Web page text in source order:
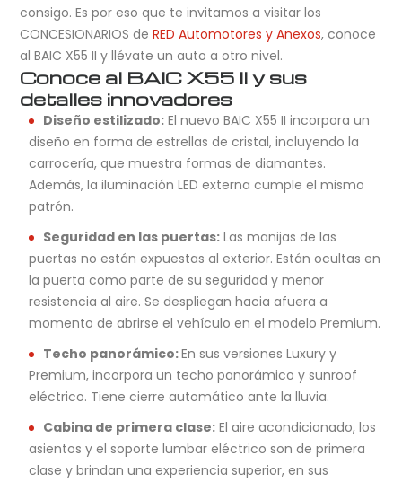
consigo. Es por eso que te invitamos a visitar los
CONCESIONARIOS deRED Automotores y Anexos, conoce
al BAIC X55 II y llévate un auto a otro nivel.
Conoce al BAIC X55 II y sus
detalles innovadores
Diseño estilizado: El nuevo BAIC X55 II incorpora un
diseño en forma de estrellas de cristal, incluyendo la
carrocería, que muestra formas de diamantes.
Además, la iluminación LED externa cumple el mismo
patrón.
Seguridad en las puertas: Las manijas de las
puertas no están expuestas al exterior. Están ocultas en
la puerta como parte de su seguridad y menor
resistencia al aire. Se despliegan hacia afuera a
momento de abrirse el vehículo en el modelo Premium.
Techo panorámico:En sus versiones Luxury y
Premium, incorpora un techo panorámico y sunroof
eléctrico. Tiene cierre automático ante la lluvia.
Cabina de primera clase: El aire acondicionado, los
asientos y el soporte lumbar eléctrico son de primera
clase y brindan una experiencia superior, en sus